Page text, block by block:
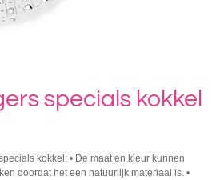
specials kokkel
kokkel: • De maat en kleur kunnen
doordat het een natuurlijk materiaal is. •